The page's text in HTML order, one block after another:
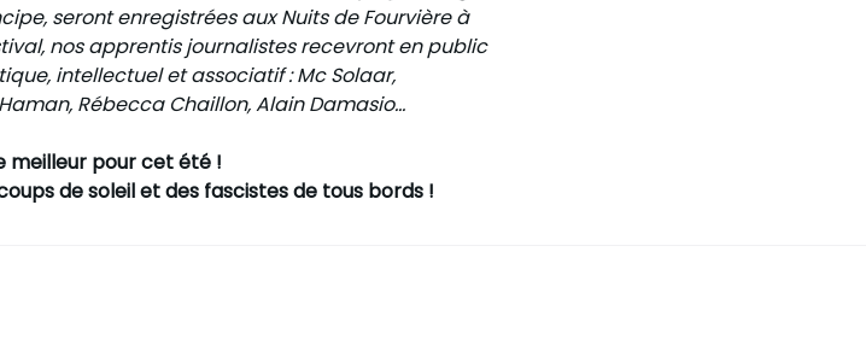
seront enregistrées aux Nuits de Fourvière à
nos apprentis journalistes recevront en public
intellectuel et associatif : Mc Solaar,
Rébecca Chaillon, Alain Damasio…
meilleur pour cet été !
de soleil et des fascistes de tous bords !